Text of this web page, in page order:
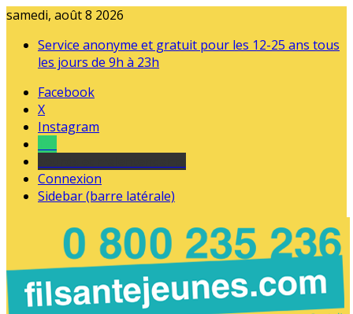
samedi, août 8 2026
Service anonyme et gratuit pour les 12-25 ans tous
les jours de 9h à 23h
Facebook
X
Instagram
Connexion
Sidebar (barre latérale)